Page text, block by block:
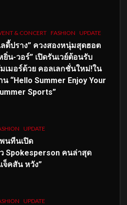
& CONCERT FASHION UPDATE
ลดี้ปราง” ควงสองหนุ่มสุดฮอต
ยิ่น-วอร์” เปิดรันเวย์ต้อนรับ
เมอร์ด้วย คอลเลกชั่นใหม่!ใน
น “Hello Summer Enjoy Your
Sports”
UPDATE
นทีนเปิด
Spokesperson คนล่าสุด
จ็คสัน หวัง”
UPDATE